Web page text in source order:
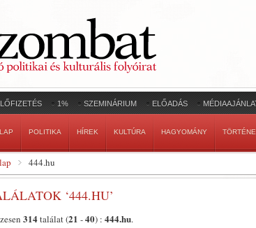
1% SZEMINÁRIUM ELŐADÁS
POLITIKA HÍREK KULTÚRA HAGYOMÁNY
444.hu
‘444.HU’
314találat (21 -40) : 444.hu.